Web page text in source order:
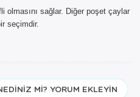
olmasını sağlar. Diğer poşet çaylar
seçimdir.
MI? YORUM EKLEYIN